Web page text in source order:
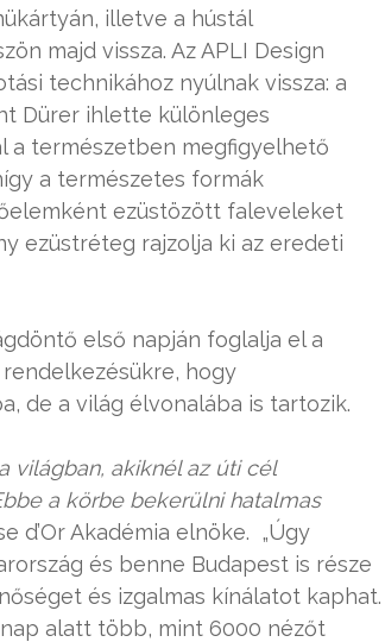
illetve a hústál
majd vissza. Az APLI Design
technikához nyúlnak vissza: a
Dürer ihlette különleges
a természetben megfigyelhető
a természetes formák
ezüstözött faleveleket
ezüstréteg rajzolja ki az eredeti
első napján foglalja el a
rendelkezésükre, hogy
de a világ élvonalába is tartozik.
világban, akiknél az úti cél
a körbe bekerülni hatalmas
d’Or Akadémia elnöke. „Úgy
és benne Budapest is része
és izgalmas kínálatot kaphat.
nap alatt több, mint 6000 nézőt